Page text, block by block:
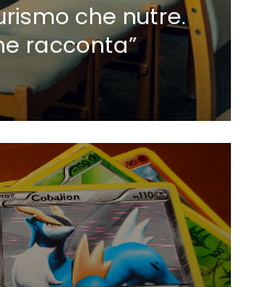
che nutre.
racconta”